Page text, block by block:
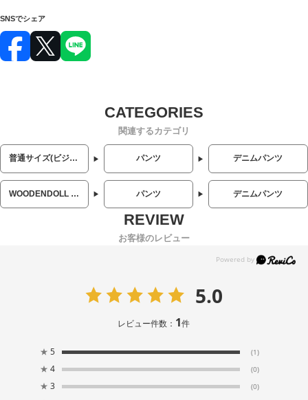
SNSでシェア
関連するカテゴリ
普通サイズ(ビジネス・カジュアル) パンツ デニムパンツ
WOODENDOLL (ウッディンドール) パンツ デニムパンツ
お客様のレビュー
5.0
レビュー件数： 1件
★ 5 (1)
★ 4 (0)
★ 3 (0)